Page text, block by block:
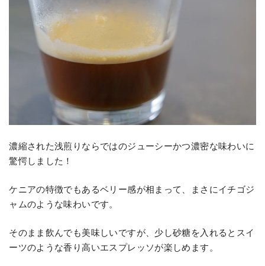
濃縮された浅煎りならではのジューシーかつ濃密な味わいに
驚愕しました！
ケニアの特徴でもあるベリー感が相まって、まさにイチゴジ
ャムのような味わいです。
そのまま飲んでも美味しいですが、少し砂糖を入れるとスイ
ーツのような香り高いエスプレッソが楽しめます。